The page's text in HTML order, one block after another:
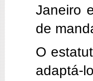
Janeiro
de
O
adaptá-